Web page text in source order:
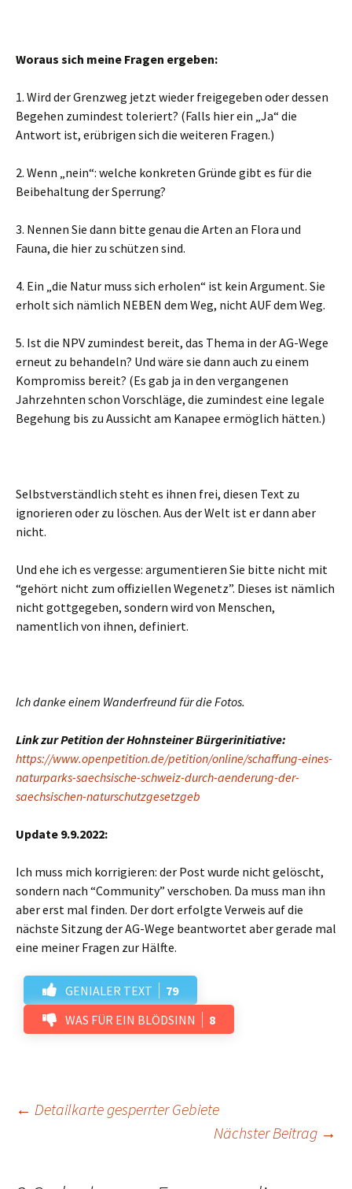
Woraus sich meine Fragen ergeben:
1. Wird der Grenzweg jetzt wieder freigegeben oder dessen
Begehen zumindest toleriert? (Falls hier ein „Ja“ die
Antwort ist, erübrigen sich die weiteren Fragen.)
2. Wenn „nein“: welche konkreten Gründe gibt es für die
Beibehaltung der Sperrung?
3. Nennen Sie dann bitte genau die Arten an Flora und
Fauna, die hier zu schützen sind.
4. Ein „die Natur muss sich erholen“ ist kein Argument. Sie
erholt sich nämlich NEBEN dem Weg, nicht AUF dem Weg.
5. Ist die NPV zumindest bereit, das Thema in der AG-Wege
erneut zu behandeln? Und wäre sie dann auch zu einem
Kompromiss bereit? (Es gab ja in den vergangenen
Jahrzehnten schon Vorschläge, die zumindest eine legale
Begehung bis zu Aussicht am Kanapee ermöglich hätten.)
Selbstverständlich steht es ihnen frei, diesen Text zu
ignorieren oder zu löschen. Aus der Welt ist er dann aber
nicht.
Und ehe ich es vergesse: argumentieren Sie bitte nicht mit
“gehört nicht zum offiziellen Wegenetz”. Dieses ist nämlich
nicht gottgegeben, sondern wird von Menschen,
namentlich von ihnen, definiert.
Ich danke einem Wanderfreund für die Fotos.
Link zur Petition der Hohnsteiner Bürgerinitiative:
https://www.openpetition.de/petition/online/schaffung-eines-
naturparks-saechsische-schweiz-durch-aenderung-der-
saechsischen-naturschutzgesetzgeb
Update 9.9.2022:
Ich muss mich korrigieren: der Post wurde nicht gelöscht,
sondern nach “Community” verschoben. Da muss man ihn
aber erst mal finden. Der dort erfolgte Verweis auf die
nächste Sitzung der AG-Wege beantwortet aber gerade mal
eine meiner Fragen zur Hälfte.
GENIALER TEXT
79
WAS FÜR EIN BLÖDSINN
8
Beitrags-
← Detailkarte gesperrter Gebiete
Nächster Beitrag →